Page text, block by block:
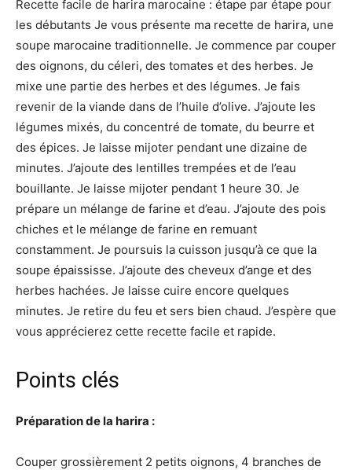
Recette facile de harira marocaine : étape par étape pour
les débutants Je vous présente ma recette de harira, une
soupe marocaine traditionnelle. Je commence par couper
des oignons, du céleri, des tomates et des herbes. Je
mixe une partie des herbes et des légumes. Je fais
revenir de la viande dans de l’huile d’olive. J’ajoute les
légumes mixés, du concentré de tomate, du beurre et
des épices. Je laisse mijoter pendant une dizaine de
minutes. J’ajoute des lentilles trempées et de l’eau
bouillante. Je laisse mijoter pendant 1 heure 30. Je
prépare un mélange de farine et d’eau. J’ajoute des pois
chiches et le mélange de farine en remuant
constamment. Je poursuis la cuisson jusqu’à ce que la
soupe épaississe. J’ajoute des cheveux d’ange et des
herbes hachées. Je laisse cuire encore quelques
minutes. Je retire du feu et sers bien chaud. J’espère que
vous apprécierez cette recette facile et rapide.
Points clés
Préparation de la harira :
Couper grossièrement 2 petits oignons, 4 branches de